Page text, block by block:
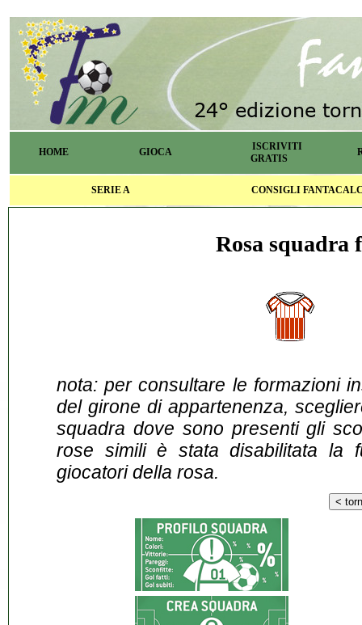
HOME GIOCA
ISCRIVITI
GRATIS
SERIE A CONSIGLI
Rosa squadra
nota: per consultare le formazioni
del girone di appartenenza,
squadra dove sono presenti gli
rose simili è stata disabilitata la
giocatori della rosa.